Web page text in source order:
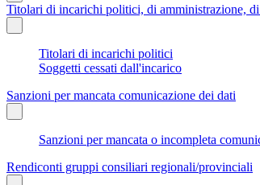
Titolari di incarichi politici, di amministrazione,
Titolari di incarichi politici
Soggetti cessati dall'incarico
Sanzioni per mancata comunicazione dei dati
Sanzioni per mancata o incompleta
Rendiconti gruppi consiliari regionali/provinciali